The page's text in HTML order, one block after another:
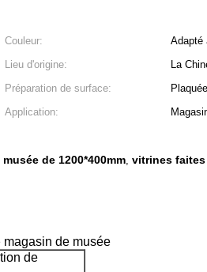
Couleur:
Adapté
Lieu d'origine:
La
Préparation de surface:
Application:
de 1200*400mm, vitrines faites
de musée
de